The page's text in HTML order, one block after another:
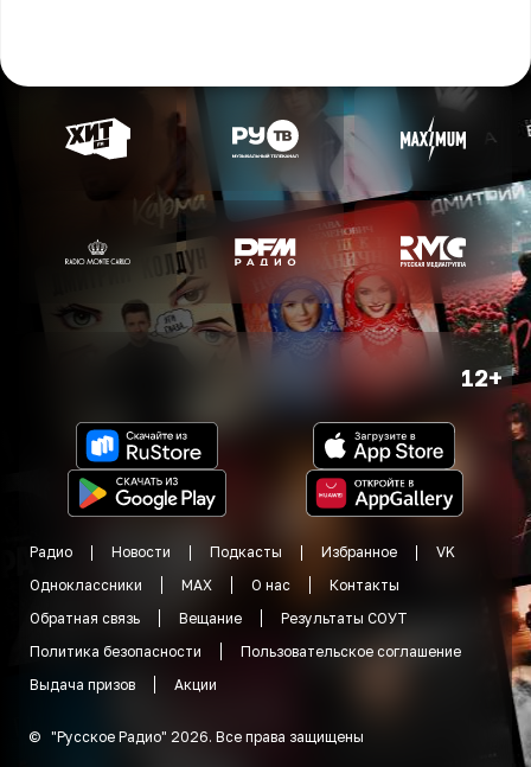
12+
Радио Новости Подкасты Избранное
VK
Одноклассники
MAX О нас
Контакты
Обратная связь
Вещание
Результаты СОУТ
Политика безопасности
Пользовательское соглашение
Выдача призов
Акции
© "Русское Радио" 2026. Все права защищены